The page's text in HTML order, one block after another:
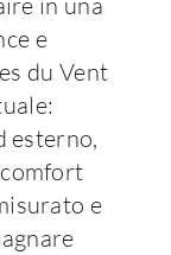
e
du Vent
esterno,
e